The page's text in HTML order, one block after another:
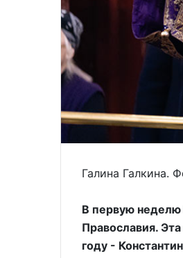
Галина Галкина.
В первую неделю
Православия.
году -